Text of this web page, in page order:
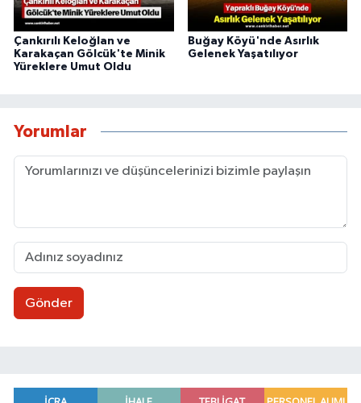
Çankırılı Keloğlan ve
Karakaçan Gölcük'te Minik
Yüreklere Umut Oldu
Buğay Köyü'nde Asırlık
Gelenek Yaşatılıyor
Yorumlar
Gönder